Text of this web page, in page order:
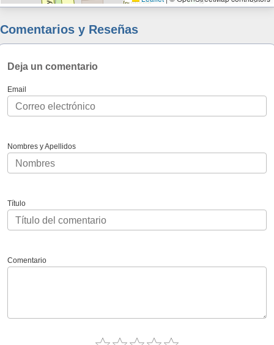
Comentarios y Reseñas
Deja un comentario
Email
Nombres y Apellidos
Título
Comentario